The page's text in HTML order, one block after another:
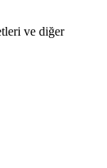
ve diğer